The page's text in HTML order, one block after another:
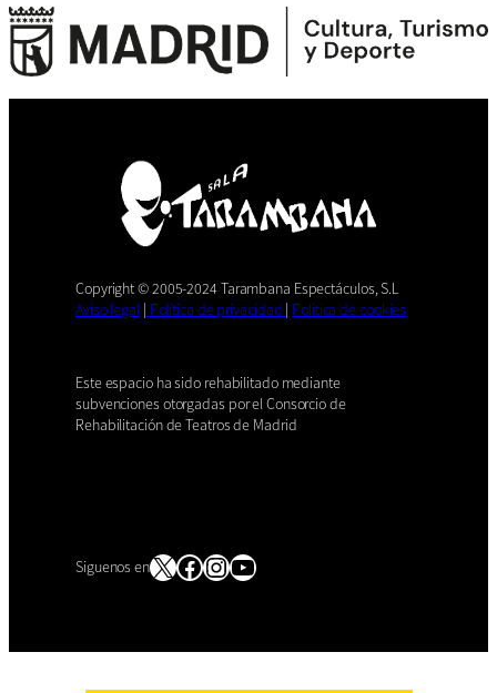
Copyright © 2005-2024 Tarambana Espectáculos, S.L
Aviso legal| Política de privacidad | Política de cookies
Este espacio ha sido rehabilitado mediante
subvenciones otorgadas por el Consorcio de
Rehabilitación de Teatros de Madrid
Siguenos enX Facebook InstagramYouTube